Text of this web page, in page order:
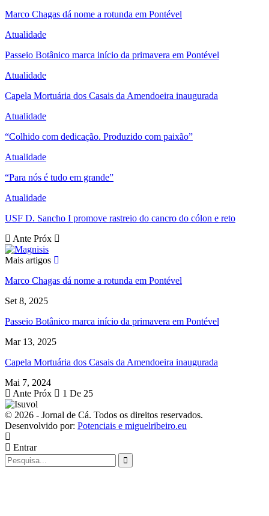
Marco Chagas dá nome a rotunda em Pontével
Atualidade
Passeio Botânico marca início da primavera em Pontével
Atualidade
Capela Mortuária dos Casais da Amendoeira inaugurada
Atualidade
“Colhido com dedicação. Produzido com paixão”
Atualidade
“Para nós é tudo em grande”
Atualidade
USF D. Sancho I promove rastreio do cancro do cólon e reto
Ante Próx
Mais artigos
Marco Chagas dá nome a rotunda em Pontével
Set 8, 2025
Passeio Botânico marca início da primavera em Pontével
Mar 13, 2025
Capela Mortuária dos Casais da Amendoeira inaugurada
Mai 7, 2024
Ante Próx 1 De 25
© 2026 - Jornal de Cá. Todos os direitos reservados.
Desenvolvido por: Potenciais e miguelribeiro.eu
Entrar